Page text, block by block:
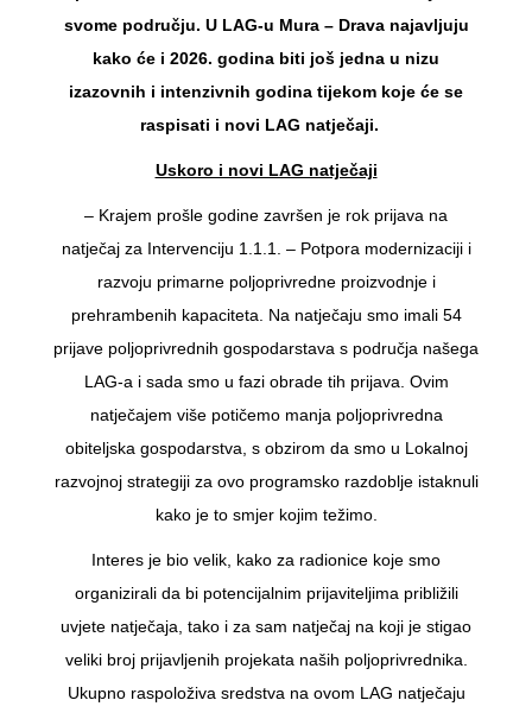
svome području. U LAG-u Mura – Drava najavljuju
kako će i 2026. godina biti još jedna u nizu
izazovnih i intenzivnih godina tijekom koje će se
raspisati i novi LAG natječaji.
Uskoro i novi LAG natječaji
– Krajem prošle godine završen je rok prijava na
natječaj za Intervenciju 1.1.1. – Potpora modernizaciji i
razvoju primarne poljoprivredne proizvodnje i
prehrambenih kapaciteta. Na natječaju smo imali 54
prijave poljoprivrednih gospodarstava s područja našega
LAG-a i sada smo u fazi obrade tih prijava. Ovim
natječajem više potičemo manja poljoprivredna
obiteljska gospodarstva, s obzirom da smo u Lokalnoj
razvojnoj strategiji za ovo programsko razdoblje istaknuli
kako je to smjer kojim težimo.
Interes je bio velik, kako za radionice koje smo
organizirali da bi potencijalnim prijaviteljima približili
uvjete natječaja, tako i za sam natječaj na koji je stigao
veliki broj prijavljenih projekata naših poljoprivrednika.
Ukupno raspoloživa sredstva na ovom LAG natječaju